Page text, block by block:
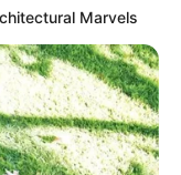
Marvels